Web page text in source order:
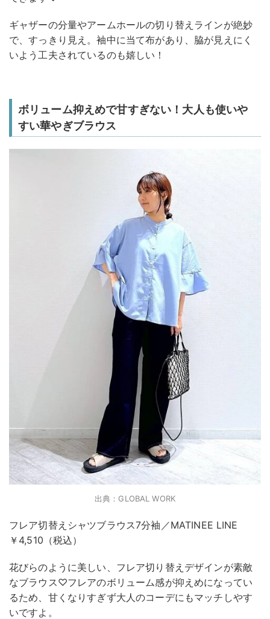
ギャザーの分量やアームホールの切り替えラインが絶妙
で、すっきり見え。袖中に当て布があり、脇が見えにく
いよう工夫されているのも嬉しい！
ボリューム抑えめで甘すぎない！大人も使いや
すい華やぎブラウス
出典：GLOBAL WORK
フレア切替えシャツブラウス7分袖／MATINEE LINE
￥4,510（税込）
花びらのように美しい、フレア切り替えデザインが素敵
なブラウス♡フレアのボリューム感が抑えめになってい
るため、甘くなりすぎず大人のコーデにもマッチしやす
いですよ。